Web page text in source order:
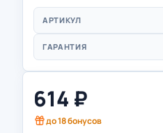
АРТИКУЛ
ГАРАНТИЯ
614 ₽
до18бонусов